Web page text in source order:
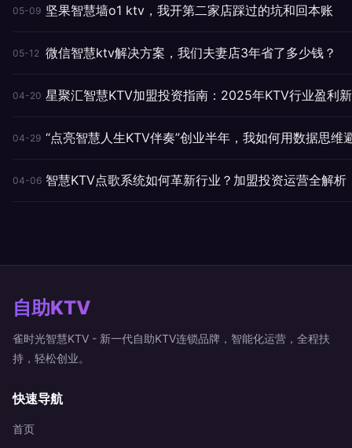
05-09 坚果智慧墙o1 ktv，我开第二家店踩过的坑和回本账
05-12 微信智慧ktv解决方案，我们夫妻店3年省了多少钱？
04-20 星聚汇智慧KTV加盟投资指南：2025年KTV行业盈利
04-29 “点亮智慧人生KTV伴奏”创业半年，我如何用数据思维
04-06 智慧KTV点歌系统如何革新行业？加盟投资运营全解析
自助KTV
雀时光智慧KTV - 新一代自助KTV连锁品牌，智能化运营，全程扶
持，轻松创业。
快速导航
首页